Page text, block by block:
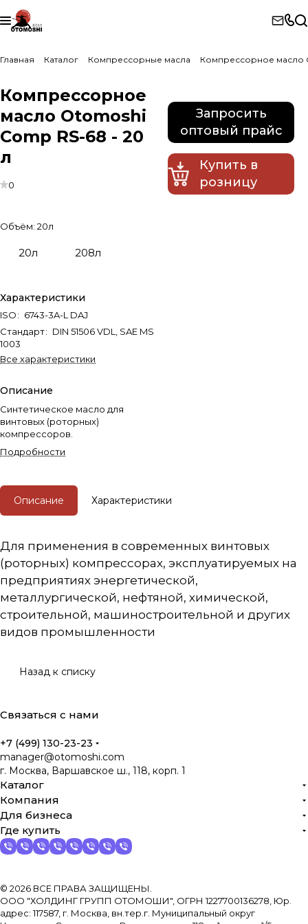
Главная Каталог Компрессорные масла Компрессорное масло
Компрессорное
масло Otomoshi
Comp RS-68 - 20
л
0
Объём: 20л
20л 208л
Характеристики
ISO: 6743-3A-L DAJ
Стандарт: DIN 51506 VDL, SAE MS
1003
Все характеристики
Описание
Синтетическое масло для
винтовых (роторных)
компрессоров.
Подробности
Запросить
оптовый прайс
Купить в
розницу
Описание Характеристики
Для применения в современных винтовых
(роторных) компрессорах, эксплуатируемых на
предприятиях энергетической,
металлургической, нефтяной, химической,
строительной, машиностроительной и других
видов промышленности
Назад к списку
Связаться с нами
+7 (499) 130-23-23
manager@otomoshi.com
г. Москва, Варшавское ш., 118, корп. 1
Каталог
Компания
Для бизнеса
Где купить
© 2026 ВСЕ ПРАВА ЗАЩИЩЕНЫ.
ООО "ХОЛДИНГ ГРУПП ОТОМОШИ", ОГРН 1227700136278, Юр.
адрес: 117587, г. Москва, вн.тер.г. Муниципальный округ